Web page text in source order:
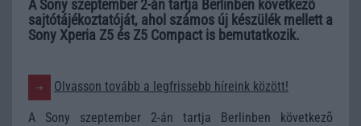
A Sony szeptember 2-án tartja Berlinben következõ
sajtótájékoztatóját, ahol számos új készülék mellett a
Sony Xperia Z5 és Z5 Compact is bemutatkozik.
Olvasson tovább a legfrissebb híreink között!
A Sony szeptember 2-án tartja Berlinben következõ